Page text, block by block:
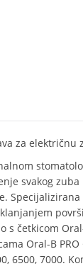
za električnu
svakog
s četkicom
Oral-B PRO
6500, 7000.